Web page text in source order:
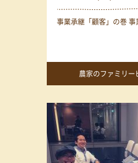
事業承継「顧客」の巻 事
農家のファミリー